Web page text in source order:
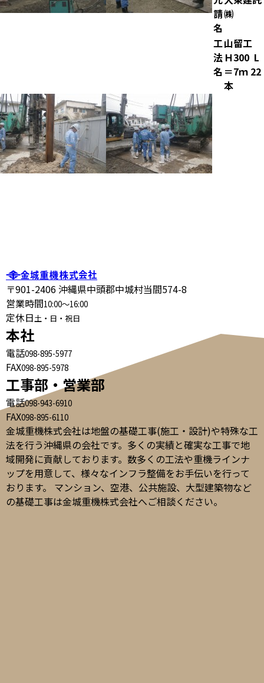
請
名
㈱
工
法
名
山留工
Ｈ300 L
＝7ｍ 22
本
〒901-2406 沖縄県中頭郡中城村当間574-8
営業時間10:00～16:00
定休日土・日・祝日
本社
電話098-895-5977
FAX098-895-5978
工事部・営業部
電話098-943-6910
FAX098-895-6110
金城重機株式会社は地盤の基礎工事(施工・設計)や特殊な工
法を行う沖縄県の会社です。多くの実績と確実な工事で地
域開発に貢献しております。数多くの工法や重機ラインナ
ップを用意して、様々なインフラ整備をお手伝いを行って
おります。 マンション、空港、公共施設、大型建築物など
の基礎工事は金城重機株式会社へご相談ください。